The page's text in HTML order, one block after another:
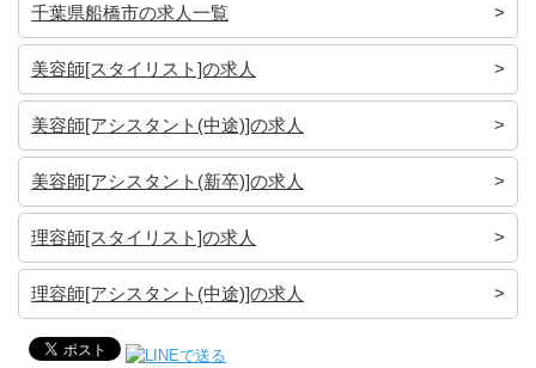
千葉県船橋市の求人一覧
美容師[スタイリスト]の求人
美容師[アシスタント(中途)]の求人
美容師[アシスタント(新卒)]の求人
理容師[スタイリスト]の求人
理容師[アシスタント(中途)]の求人